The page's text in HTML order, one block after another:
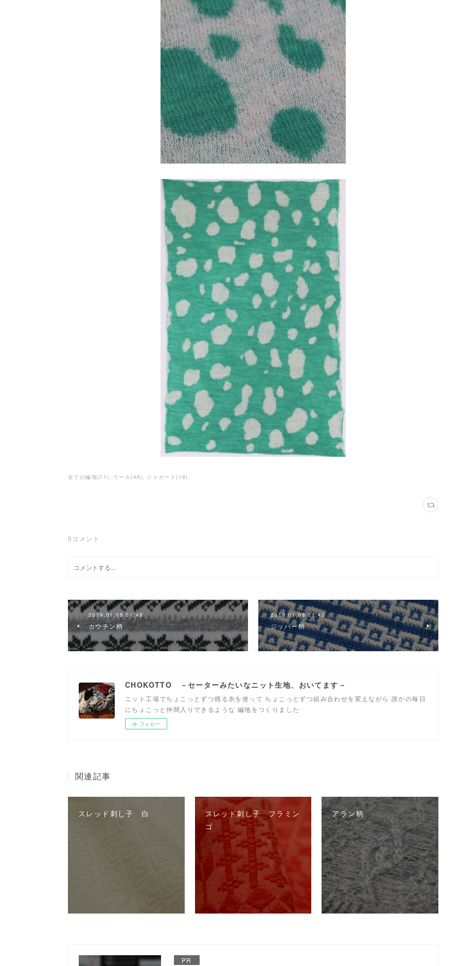
全ての編地(71) ウール(46) ジャカード ( 19)
0 コメント
2019.01.08 01:48
カウチン柄
2019.01.08 01:42
ジッパー柄
CHOKOTTO －セーターみたいなニット生地、おいてます－
ニット工場でちょこっとずつ残る糸を使って ちょこっとずつ組み合わせを変えながら 誰かの毎日
にちょこっと仲間入りできるような 編地をつくりました
フォロー
関連記事
スレッド刺し子 白
スレッド刺し子 フラミン
ゴ
アラン柄
PR